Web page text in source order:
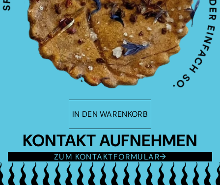
IN DEN WARENKORB
KONTAKT AUFNEHMEN
ZUM KONTAKTFORMULAR